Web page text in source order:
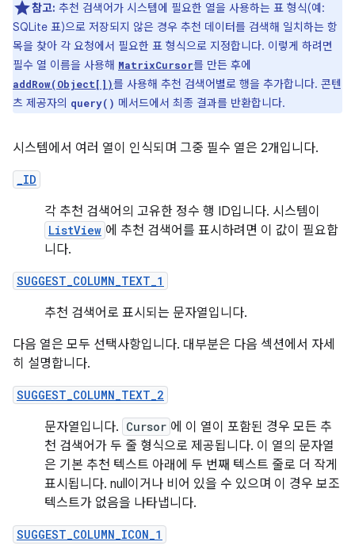
참고: 추천 검색어가 시스템에 필요한 열을 사용하는 표 형식(예:
SQLite 표)으로 저장되지 않은 경우 추천 데이터를 검색해 일치하는 항
목을 찾아 각 요청에서 필요한 표 형식으로 지정합니다. 이렇게 하려면
필수 열 이름을 사용해 MatrixCursor를 만든 후에
addRow(Object[])를 사용해 추천 검색어별로 행을 추가합니다. 콘텐
츠 제공자의 query() 메서드에서 최종 결과를 반환합니다.
시스템에서 여러 열이 인식되며 그중 필수 열은 2개입니다.
_ID
각 추천 검색어의 고유한 정수 행 ID입니다. 시스템이
ListView 에 추천 검색어를 표시하려면 이 값이 필요합
니다.
SUGGEST_COLUMN_TEXT_1
추천 검색어로 표시되는 문자열입니다.
다음 열은 모두 선택사항입니다. 대부분은 다음 섹션에서 자세
히 설명합니다.
SUGGEST_COLUMN_TEXT_2
문자열입니다. Cursor 에 이 열이 포함된 경우 모든 추
천 검색어가 두 줄 형식으로 제공됩니다. 이 열의 문자열
은 기본 추천 텍스트 아래에 두 번째 텍스트 줄로 더 작게
표시됩니다. null이거나 비어 있을 수 있으며 이 경우 보조
텍스트가 없음을 나타냅니다.
SUGGEST_COLUMN_ICON_1